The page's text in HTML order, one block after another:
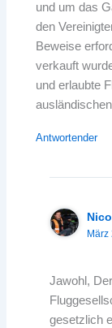
und um das
den
Beweise
verkauft
und erlaubte
Antwortender
März
Jawohl,
gesetzlich